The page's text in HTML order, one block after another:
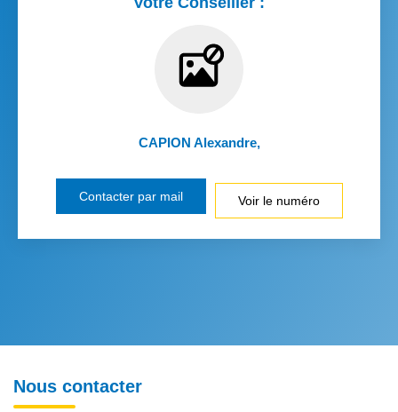
CAPION Alexandre,
Contacter par mail Voir le numéro
Nous contacter